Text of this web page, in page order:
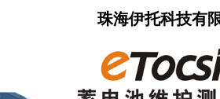
珠海伊托科技有